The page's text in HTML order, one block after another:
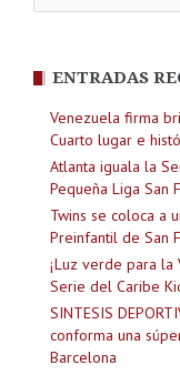
ENTRADAS
Venezuela firma
Cuarto lugar e
Atlanta iguala la
Pequeña Liga San
Twins se coloca a
Preinfantil de San
¡Luz verde para la
Serie del Caribe
SINTESIS
conforma una
Barcelona